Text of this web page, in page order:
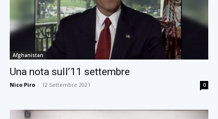
Afghanistan
Una nota sull’11 settembre
Nico Piro - 12 Settembre 2021 0